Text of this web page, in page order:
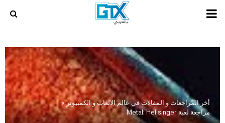
PRIMARY
أخر المراجعات و المقالات في عالم الالعاب و الكمبيوتر»
مراجعة لعبة Metal: Hellsinger